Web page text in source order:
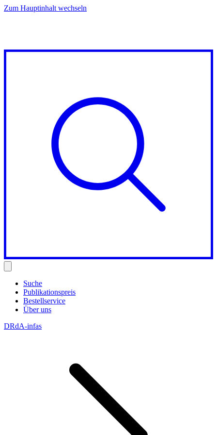
Zum Hauptinhalt wechseln
Suche
Publikationspreis
Bestellservice
Über uns
DRdA-infas